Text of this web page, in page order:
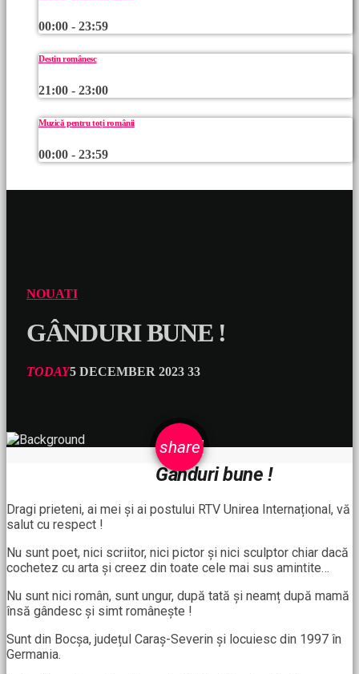
00:00 - 23:59
Destin românesc
21:00 - 23:00
Muzică pentru toți românii
00:00 - 23:59
NOUATI
GÂNDURI BUNE !
TODAY5 DECEMBER 2023 33
share
email
Gânduri bune !
Dragi prieteni, ai mei și ai postului RTV Unirea Internațional, vă
salut cu respect !
Nu sunt poet, nici scriitor, nici pictor și nici sculptor chiar dacă
cochetez cu arta și creez din toate cele mai sus amintite…
Nu sunt nici român, sunt ungur, după tată și neamț după mamă
însă gândesc și simt românește !
Sunt din Bocșa, județul Caraș-Severin și locuiesc din 1997 în
Germania.